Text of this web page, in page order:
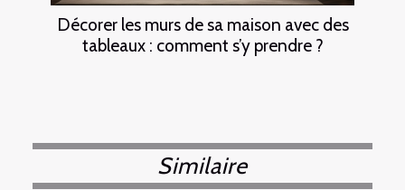
Décorer les murs de sa maison avec des
tableaux : comment s’y prendre ?
Similaire